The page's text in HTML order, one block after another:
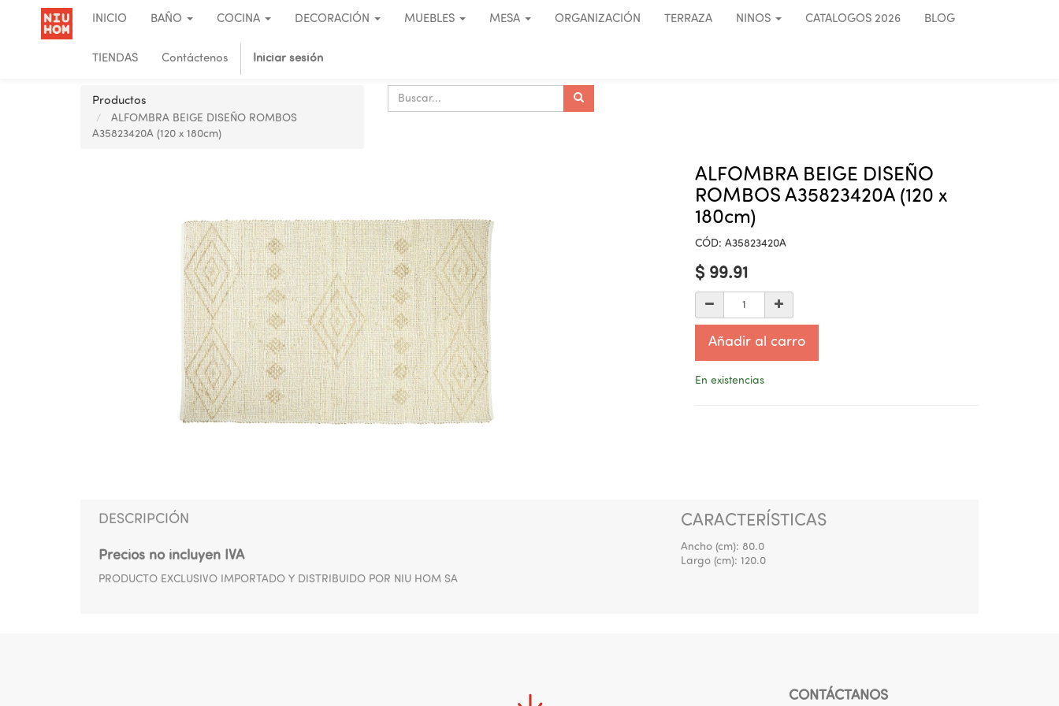
INICIO BAÑO COCINA DECORACIÓN MUEBLES MESA ORGANIZACIÓN TERRAZA NINOS CATALOGOS 2026 BLOG
TIENDAS Contáctenos Iniciar sesión
Productos
ALFOMBRA BEIGE DISEÑO ROMBOS
A35823420A (120 x 180cm)
ALFOMBRA BEIGE DISEÑO
ROMBOS A35823420A (120 x
180cm)
CÓD: A35823420A
$ 99.91
Añadir al carro
En existencias
DESCRIPCIÓN
Precios no incluyen IVA
PRODUCTO EXCLUSIVO IMPORTADO Y DISTRIBUIDO POR NIU HOM SA
CARACTERÍSTICAS
Ancho (cm): 80.0
Largo (cm): 120.0
CONTÁCTANOS